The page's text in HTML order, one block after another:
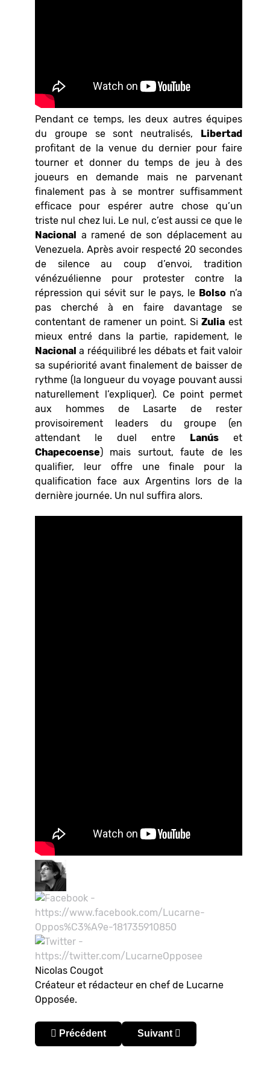
Pendant ce temps, les deux autres équipes
du groupe se sont neutralisés,
Libertad
profitant de la venue du dernier pour faire
tourner et donner du temps de jeu à des
joueurs en demande mais ne parvenant
finalement pas à se montrer suffisamment
efficace pour espérer autre chose qu’un
triste nul chez lui. Le nul, c’est aussi ce que le
Nacional
a ramené de son déplacement au
Venezuela. Après avoir respecté 20 secondes
de silence au coup d’envoi, tradition
vénézuélienne pour protester contre la
répression qui sévit sur le pays, le Bolson’a
pas cherché à en faire davantage se
contentant de ramener un point. SiZulia est
mieux entré dans la partie, rapidement, le
Nacional a rééquilibré les débats et fait valoir
sa supériorité avant finalement de baisser de
rythme (la longueur du voyage pouvant aussi
naturellement l’expliquer). Ce point permet
aux hommes de Lasarte de rester
provisoirement leaders du groupe (en
attendant le duel entre
Lanús et
Chapecoense) mais surtout, faute de les
qualifier, leur offre une finale pour la
qualification face aux Argentins lors de la
dernière journée. Un nul suffira alors.
Nicolas Cougot
Créateur et rédacteur en chef de Lucarne
Opposée.
Article précédent : Copa Libertadores 2017 :
Précédent Article suivant : Copa
Suivant